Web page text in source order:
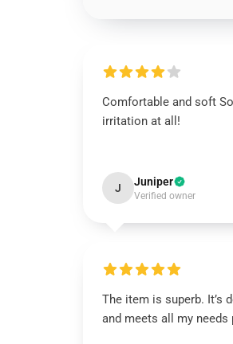
Comfortable and soft
irritation at all!
J Juniper
Verified owner
The item is superb. It’s
and meets all my needs